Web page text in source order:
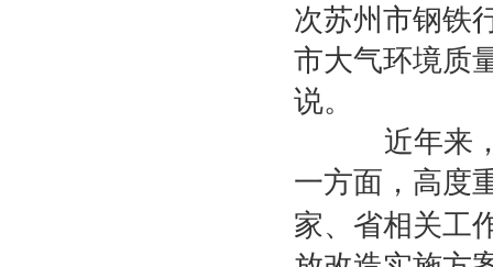
次苏州市钢铁
市大气环境质
说。
近年来，
一方面，高度
家、省相关工